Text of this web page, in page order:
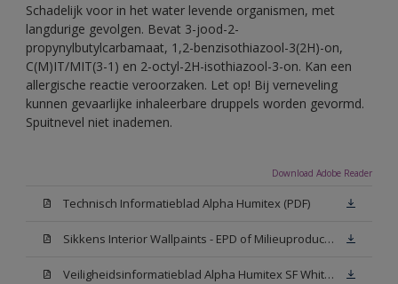
Schadelijk voor in het water levende organismen, met
langdurige gevolgen. Bevat 3-jood-2-
propynylbutylcarbamaat, 1,2-benzisothiazool-3(2H)-on,
C(M)IT/MIT(3-1) en 2-octyl-2H-isothiazool-3-on. Kan een
allergische reactie veroorzaken. Let op! Bij verneveling
kunnen gevaarlijke inhaleerbare druppels worden gevormd.
Spuitnevel niet inademen.
Download Adobe Reader
Technisch Informatieblad Alpha Humitex (PDF)
Sikkens Interior Wallpaints - EPD of Milieuproductverklaring
Veiligheidsinformatieblad Alpha Humitex SF White W05 (MSDS)